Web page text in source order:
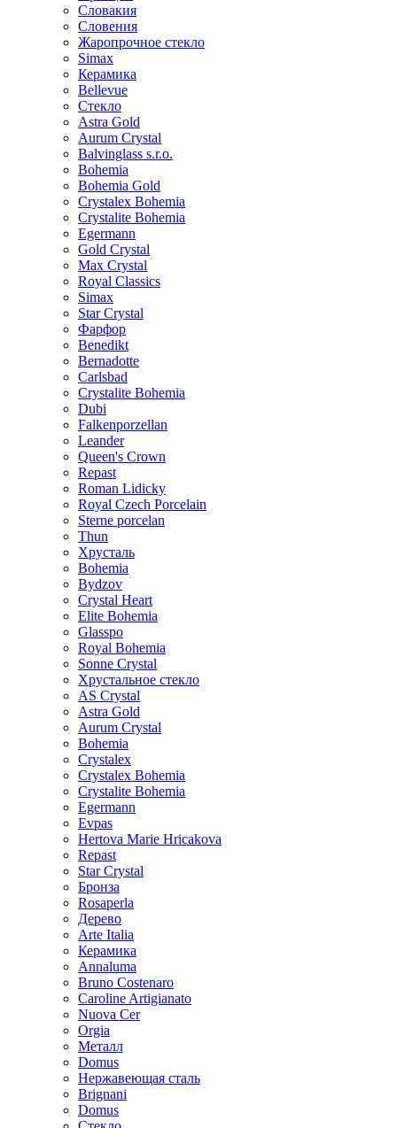
Словакия
Словения
Жаропрочное стекло
Simax
Керамика
Bellevue
Стекло
Astra Gold
Aurum Crystal
Balvinglass s.r.o.
Bohemia
Bohemia Gold
Crystalex Bohemia
Crystalite Bohemia
Egermann
Gold Crystal
Max Crystal
Royal Classics
Simax
Star Crystal
Фарфор
Benedikt
Bernadotte
Carlsbad
Crystalite Bohemia
Dubi
Falkenporzellan
Leander
Queen's Crown
Repast
Roman Lidicky
Royal Czech Porcelain
Sterne porcelan
Thun
Хрусталь
Bohemia
Bydzov
Crystal Heart
Elite Bohemia
Glasspo
Royal Bohemia
Sonne Crystal
Хрустальное стекло
AS Crystal
Astra Gold
Aurum Crystal
Bohemia
Crystalex
Crystalex Bohemia
Crystalite Bohemia
Egermann
Evpas
Hertova Marie Hricakova
Repast
Star Crystal
Бронза
Rosaperla
Дерево
Arte Italia
Керамика
Annaluma
Bruno Costenaro
Caroline Artigianato
Nuova Cer
Orgia
Металл
Domus
Нержавеющая сталь
Brignani
Domus